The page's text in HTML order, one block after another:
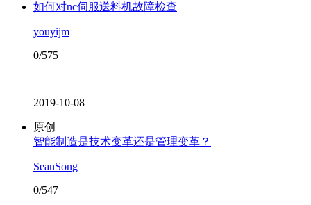
如何对nc伺服送料机故障检查
youyijm
0/575
2019-10-08
原创
智能制造是技术变革还是管理变革？
SeanSong
0/547